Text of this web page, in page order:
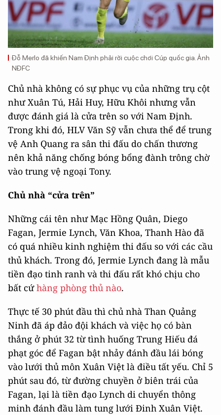
Đỗ Merlo đã khiến Nam Định phải rời cuộc chơi Cúp quốc gia. Ảnh
NĐFC
Chủ nhà không có sự phục vụ của những trụ cột
như Xuân Tú, Hải Huy, Hữu Khôi nhưng vẫn
được đánh giá là cửa trên so với Nam Định.
Trong khi đó, HLV Văn Sỹ vẫn chưa thể để trung
vệ Anh Quang ra sân thi đấu do chấn thương
nên khả năng chống bóng bổng đành trông chờ
vào trung vệ ngoại Tony.
Chủ nhà “cửa trên”
Những cái tên như Mạc Hồng Quân, Diego
Fagan, Jermie Lynch, Văn Khoa, Thanh Hào đã
có quá nhiều kinh nghiệm thi đấu so với các cầu
thủ khách. Trong đó, Jermie Lynch đang là mẫu
tiền đạo tinh ranh và thi đấu rất khó chịu cho
bất cứhàng phòng thủ nào.
Thực tế 30 phút đầu thì chủ nhà Than Quảng
Ninh đã áp đảo đội khách và việc họ có bàn
thắng ở phút 32 từ tình huống Trung Hiếu đá
phạt góc để Fagan bật nhảy đánh đầu lái bóng
vào lưới thủ môn Xuân Việt là điều tất yếu. Chỉ 5
phút sau đó, từ đường chuyền ở biên trái của
Fagan, lại là tiền đạo Lynch di chuyển thông
minh đánh đầu làm tung lưới Đinh Xuân Việt.